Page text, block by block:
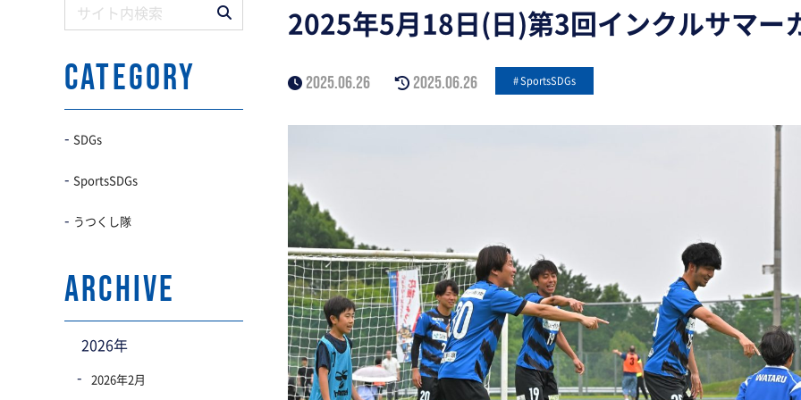
2025年5月18日(日)第3回インクルサマー
2025.06.26 2025.06.26 SportsSDGs
CATEGORY
SDGs
SportsSDGs
うつくし隊
archive
2026年
2026年2月